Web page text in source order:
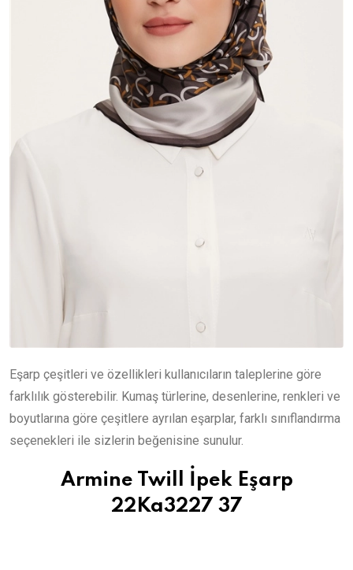
Eşarp çeşitleri ve özellikleri kullanıcıların taleplerine göre
farklılık gösterebilir. Kumaş türlerine, desenlerine, renkleri ve
boyutlarına göre çeşitlere ayrılan eşarplar, farklı sınıflandırma
seçenekleri ile sizlerin beğenisine sunulur.
Armine Twill İpek Eşarp
22Ka3227 37